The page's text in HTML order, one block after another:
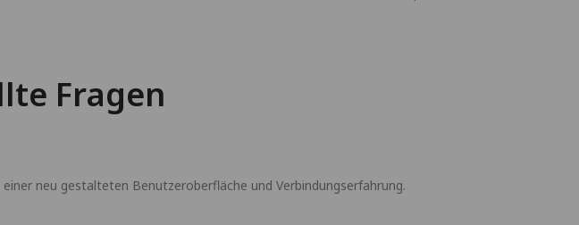
Fragen
neu gestalteten Benutzeroberfläche und Verbindungserfahrung.